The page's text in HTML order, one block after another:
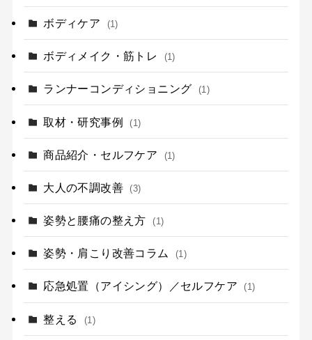
ボディケア (1)
ボディメイク・筋トレ (1)
ランナーコンディショニング (1)
取材・研究事例 (1)
商品紹介・セルフケア (1)
大人の不調改善 (3)
姿勢と腰痛の整え方 (1)
姿勢・肩こり改善コラム (1)
応急処置（アイシング）／セルフケア (1)
整える (1)